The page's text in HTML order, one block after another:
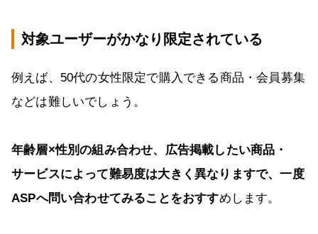
対象ユーザーがかなり限定されている
例えば、50代の女性限定で購入できる商品・会員募集
などは難しいでしょう。
年齢層×性別の組み合わせ、広告掲載したい商品・
サービスによって難易度は大きく異なりますで、一度
ASPへ問い合わせてみることをおすすめします。